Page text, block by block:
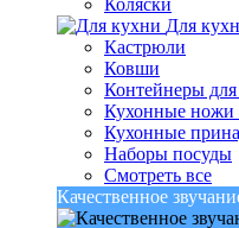
Коляски
Для
Кастрюли
Ковши
Контейнеры
Кухонные ножи
Кухонные
Наборы посуды
Смотреть все
Качественное